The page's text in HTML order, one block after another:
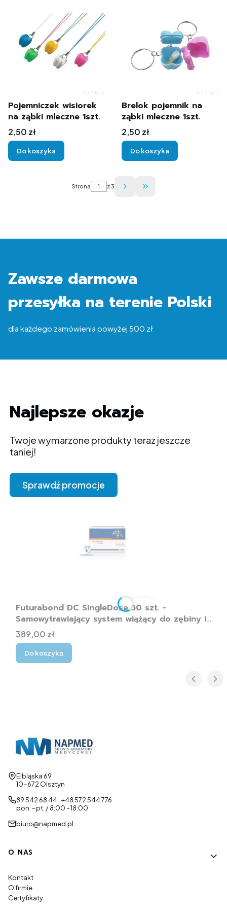
Pojemniczek wisiorek
na ząbki mleczne 1szt.
Cena
2,50 zł
Do koszyka
Brelok pojemnik na
ząbki mleczne 1szt.
Cena
2,50 zł
Do koszyka
Strona z 3
Przejdź do ostatniej
Zawsze darmowa
przesyłka na terenie Polski
dla każdego zamówienia powyżej 500 zł
Najlepsze okazje
Twoje wymarzone produkty teraz jeszcze
taniej!
Sprawdź promocje
Futurabond DC SingleDose 50 szt. -
Samowytrawiający system wiążący do zębiny i
szkliwa
Cena
389,00 zł
Do koszyka
Adres:
Elbląska 69
10-672 Olsztyn
89 542 68 44 , +48 572 544 776
pon. - pt. / 8:00 - 18:00
biuro@napmed.pl
Linki w stopce
O NAS
Kontakt
O firmie
Certyfikaty